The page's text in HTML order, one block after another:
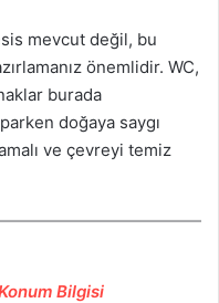
mevcut değil, bu
önemlidir. WC,
burada
doğaya saygı
ve çevreyi temiz
Bilgisi